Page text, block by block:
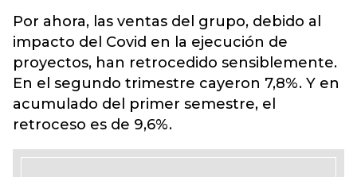
Por ahora, las ventas del grupo, debido al
impacto del Covid en la ejecución de
proyectos, han retrocedido sensiblemente.
En el segundo trimestre cayeron 7,8%. Y en
acumulado del primer semestre, el
retroceso es de 9,6%.